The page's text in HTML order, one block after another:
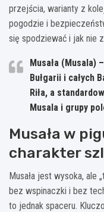
przejścia, warianty z
pogodzie i
się spodziewać i jak nie
Musała (Musala)
Bułgarii i całych
Riła, a
Musala i grupy
Musała w
charakter
Musała jest wysoka, ale
bez wspinaczki i bez
to jednak spaceru.